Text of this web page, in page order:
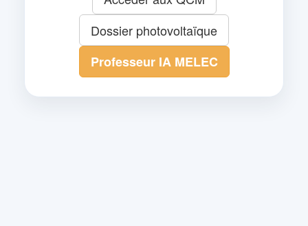
Dossier photovoltaïque
Professeur IA MELEC